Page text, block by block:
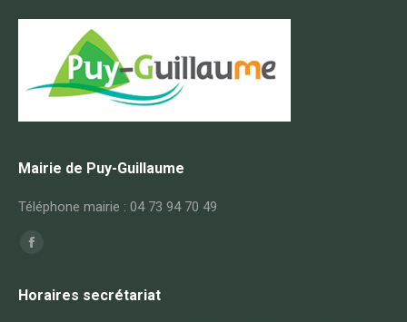
Mairie de Puy-Guillaume
Téléphone mairie : 04 73 94 70 49
Trouvez nous sur :
Facebook
opens
Horaires secrétariat